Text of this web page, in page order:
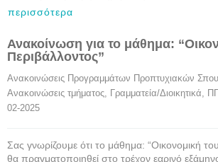
περισσότερα
Ανακοίνωση για το μάθημα:
Περιβάλλοντος”
Ανακοινώσεις Προγραμμάτων Προπτυχιακών
Ανακοινώσεις τμήματος, Γραμματεία/Διοικητικά,
02-2025
Σας γνωρίζουμε ότι το μάθημα: “Οικονομική
θα πραγματοποιηθεί στο τρέχον εαρινό